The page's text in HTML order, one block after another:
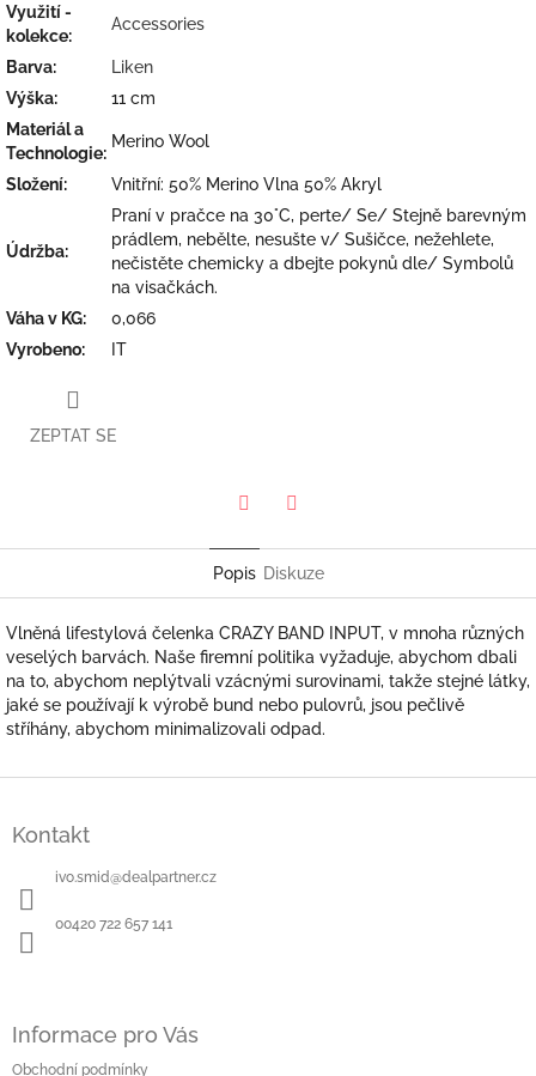
Využití -
kolekce:
Accessories
Barva:
Liken
Výška:
11 cm
Materiál a
Technologie:
Merino Wool
Složení: Vnitřní: 50% Merino Vlna 50% Akryl
Údržba:
Praní v pračce na 30°C, perte/ Se/ Stejně barevným
prádlem, nebělte, nesušte v/ Sušičce, nežehlete,
nečistěte chemicky a dbejte pokynů dle/ Symbolů
na visačkách.
Váha v KG:
0,066
Vyrobeno: IT
ZEPTAT SE
Popis Diskuze
Vlněná lifestylová čelenka CRAZY BAND INPUT, v mnoha různých
veselých barvách. Naše firemní politika vyžaduje, abychom dbali
na to, abychom neplýtvali vzácnými surovinami, takže stejné látky,
jaké se používají k výrobě bund nebo pulovrů, jsou pečlivě
stříhány, abychom minimalizovali odpad.
Kontakt
ivo.smid@dealpartner.cz
00420 722 657 141
Informace pro Vás
Obchodní podmínky